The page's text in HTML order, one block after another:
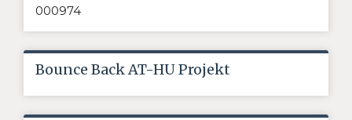
000974
Bounce Back AT-HU Projekt